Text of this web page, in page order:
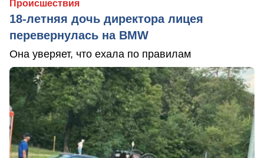
Происшествия
18-летняя дочь директора лицея
перевернулась на BMW
Она уверяет, что ехала по правилам